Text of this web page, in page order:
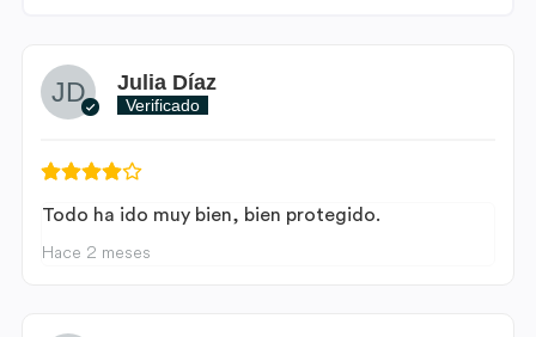
Julia Díaz
Verificado
Todo ha ido muy bien, bien protegido.
Hace 2 meses